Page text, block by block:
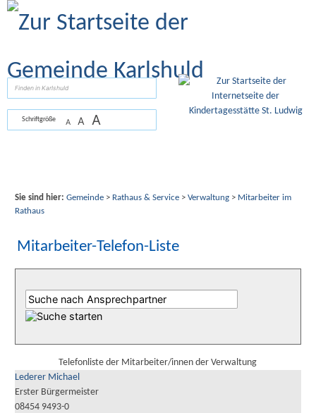
Zum Inhalt
Schriftgröße A A A
Sie sind hier: Gemeinde> Rathaus & Service> Verwaltung> Mitarbeiter im
Rathaus
Mitarbeiter-Telefon-Liste
Telefonliste der Mitarbeiter/innen der Verwaltung
Lederer Michael
Erster Bürgermeister
08454 9493-0